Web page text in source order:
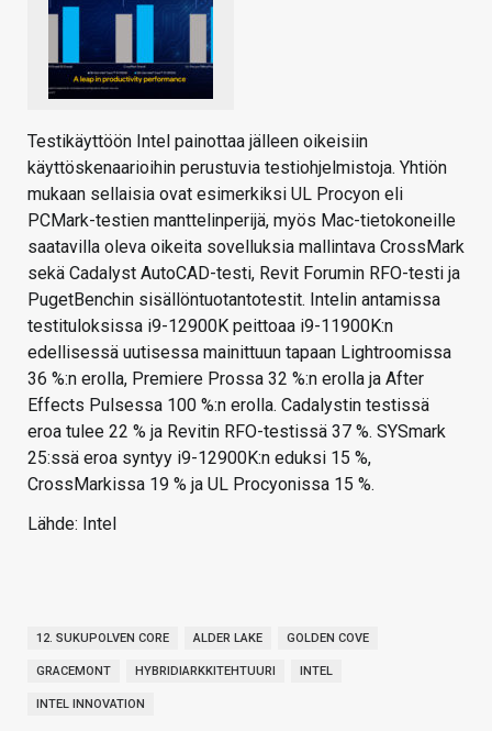
Testikäyttöön Intel painottaa jälleen oikeisiin
käyttöskenaarioihin perustuvia testiohjelmistoja. Yhtiön
mukaan sellaisia ovat esimerkiksi UL Procyon eli
PCMark-testien manttelinperijä, myös Mac-tietokoneille
saatavilla oleva oikeita sovelluksia mallintava CrossMark
sekä Cadalyst AutoCAD-testi, Revit Forumin RFO-testi ja
PugetBenchin sisällöntuotantotestit. Intelin antamissa
testituloksissa i9-12900K peittoaa i9-11900K:n
edellisessä uutisessa mainittuun tapaan Lightroomissa
36 %:n erolla, Premiere Prossa 32 %:n erolla ja After
Effects Pulsessa 100 %:n erolla. Cadalystin testissä
eroa tulee 22 % ja Revitin RFO-testissä 37 %. SYSmark
25:ssä eroa syntyy i9-12900K:n eduksi 15 %,
CrossMarkissa 19 % ja UL Procyonissa 15 %.
Lähde: Intel
12. SUKUPOLVEN CORE ALDER LAKE GOLDEN COVE
GRACEMONT HYBRIDIARKKITEHTUURI INTEL
INTEL INNOVATION